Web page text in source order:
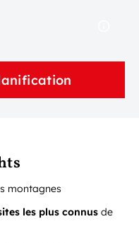
montagnes
les plus connus de